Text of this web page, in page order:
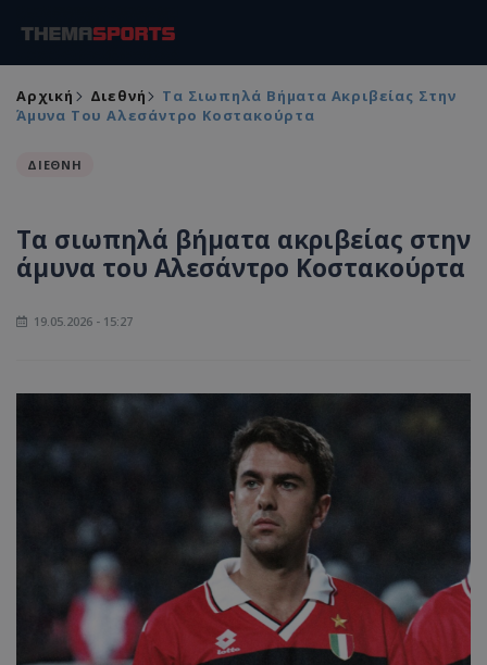
Αρχική Διεθνή
Τα Σιωπηλά Βήματα Ακριβείας Στην
Άμυνα Του Αλεσάντρο Κοστακούρτα
ΔΙΕΘΝΗ
Τα σιωπηλά βήματα ακριβείας στην
άμυνα του Αλεσάντρο Κοστακούρτα
19.05.2026 - 15:27